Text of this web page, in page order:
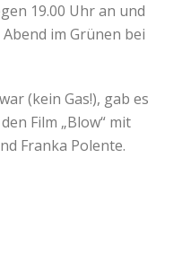
19.00 Uhr an und
im Grünen bei
(kein Gas!), gab es
Film „Blow“ mit
Franka Polente.